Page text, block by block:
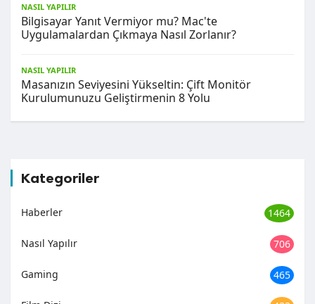
NASIL YAPILIR
Bilgisayar Yanıt Vermiyor mu? Mac'te
Uygulamalardan Çıkmaya Nasıl Zorlanır?
NASIL YAPILIR
Masanızın Seviyesini Yükseltin: Çift Monitör
Kurulumunuzu Geliştirmenin 8 Yolu
Kategoriler
Haberler 1464
Nasıl Yapılır 706
Gaming 465